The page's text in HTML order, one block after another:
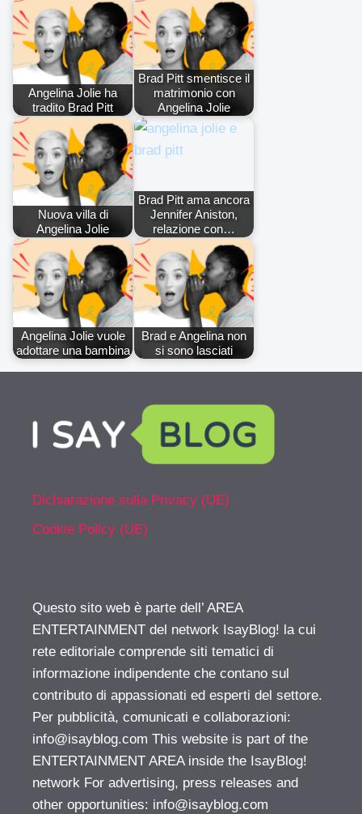
Angelina Jolie ha
tradito Brad Pitt
Brad Pitt smentisce il
matrimonio con
Angelina Jolie
Nuova villa di
Angelina Jolie
Brad Pitt ama ancora
Jennifer Aniston,
relazione con…
Angelina Jolie vuole
adottare una bambina
Brad e Angelina non
si sono lasciati
Dichiarazione sulla Privacy (UE)
Cookie Policy (UE)
Questo sito web è parte dell’ AREA
ENTERTAINMENT del network IsayBlog! la cui
rete editoriale comprende siti tematici di
informazione indipendente che contano sul
contributo di appassionati ed esperti del settore.
Per pubblicità, comunicati e collaborazioni:
info@isayblog.com This website is part of the
ENTERTAINMENT AREA inside the IsayBlog!
network For advertising, press releases and
other opportunities: info@isayblog.com